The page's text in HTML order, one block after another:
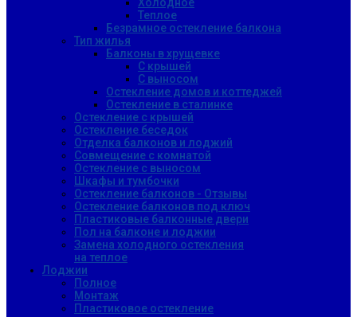
Теплое
Безрамное остекление балкона
Тип жилья
Балконы в хрущевке
С крышей
С выносом
Остекление домов и коттеджей
Остекление в сталинке
Остекление с крышей
Остекление беседок
Отделка балконов и лоджий
Совмещение с комнатой
Остекление с выносом
Шкафы и тумбочки
Остекление балконов - Отзывы
Остекление балконов под ключ
Пластиковые балконные двери
Пол на балконе и лоджии
Замена холодного остекления
на теплое
Лоджии
Полное
Монтаж
Пластиковое остекление